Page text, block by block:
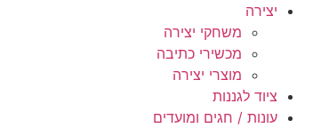
יצירה
משחקי יצירה
מכשירי כתיבה
מוצרי יצירה
ציוד לגננות
עונות / חגים ומועדים